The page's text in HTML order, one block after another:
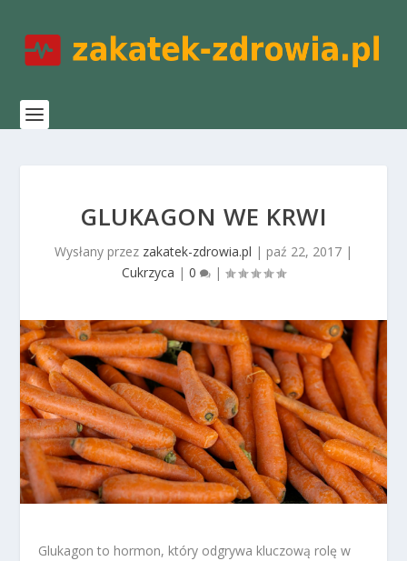
GLUKAGON WE KRWI
Wysłany przez zakatek-zdrowia.pl | paź 22, 2017 |
Cukrzyca | 0 |
Glukagon to hormon, który odgrywa kluczową rolę w